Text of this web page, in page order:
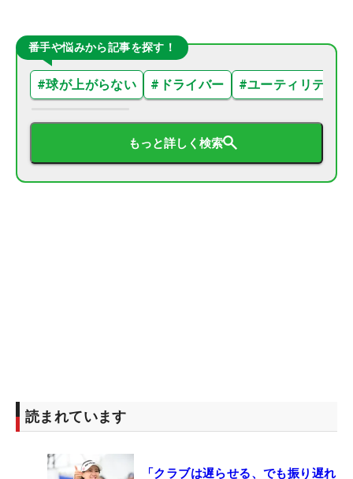
番手や悩みから記事を探す！
#球が上がらない # ドライバー #ユーティリティ
もっと詳しく検索
読まれています
「クラブは遅らせる、でも振り遅れ